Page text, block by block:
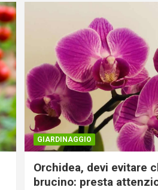
GIARDINAGGIO
Orchidea, devi evitare
brucino: presta